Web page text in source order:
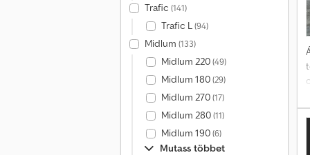
Trafic (141)
Trafic L(94)
Midlum (133)
Midlum 220(49)
Midlum 180(29)
Midlum 270(17)
Midlum 280(11)
Midlum 190(6)
Mutass többet